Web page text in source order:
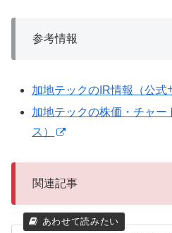
参考情報
加地テックのIR情報（公式
加地テックの株価・チャー
ス）
関連記事